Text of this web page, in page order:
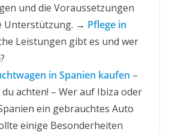
und die Voraussetzungen
Unterstützung. → Pflege in
Leistungen gibt es und wer
in Spanien kaufen –
achten! – Wer auf Ibiza oder
ein gebrauchtes Auto
einige Besonderheiten